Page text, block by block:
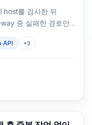
host를 검사한 뒤
중 실패한 경로만
API +3